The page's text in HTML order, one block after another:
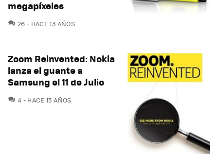
megapíxeles
26 COMENTARIOS
HACE 13 AÑOS
Zoom Reinvented: Nokia
lanza el guante a
Samsung el 11 de Julio
4 COMENTARIOS
HACE 13 AÑOS